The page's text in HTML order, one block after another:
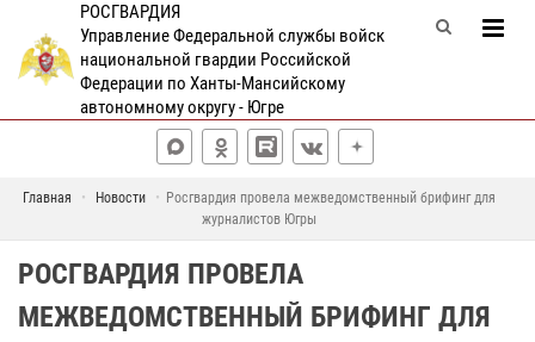
РОСГВАРДИЯ
Управление Федеральной службы войск
национальной гвардии Российской
Федерации по Ханты-Мансийскому
автономному округу - Югре
Главная Новости
Росгвардия провела межведомственный брифинг для
журналистов Югры
РОСГВАРДИЯ ПРОВЕЛА
МЕЖВЕДОМСТВЕННЫЙ БРИФИНГ ДЛЯ